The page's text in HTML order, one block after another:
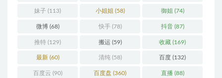
妹子 (113) 小姐姐 (58) 御姐 (74)
微博(68) 快手(78) 抖音(87)
推特 (129) 搬运 (59) 收藏 (169)
最新(60) 清纯(58) 百度 (132)
百度云 (90) 百度盘 (360) 直播(88)